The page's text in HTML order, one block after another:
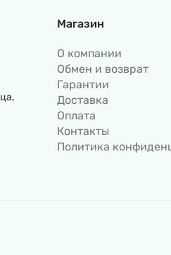
Магазин
О компании
Обмен и возврат
Гарантии
Доставка
Оплата
Контакты
Политика